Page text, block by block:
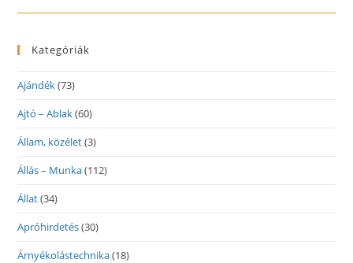
Szolgáltatások
Kategóriák
Ajándék(73)
Ajtó – Ablak(60)
Állam, közélet(3)
Állás – Munka(112)
Állat(34)
Apróhirdetés(30)
Árnyékolástechnika(18)